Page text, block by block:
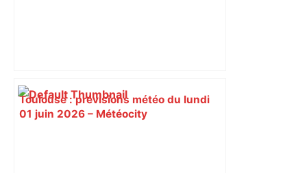
Toulouse : prévisions météo du lundi
01 juin 2026 – Météocity